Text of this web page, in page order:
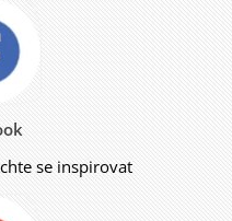
se inspirovat